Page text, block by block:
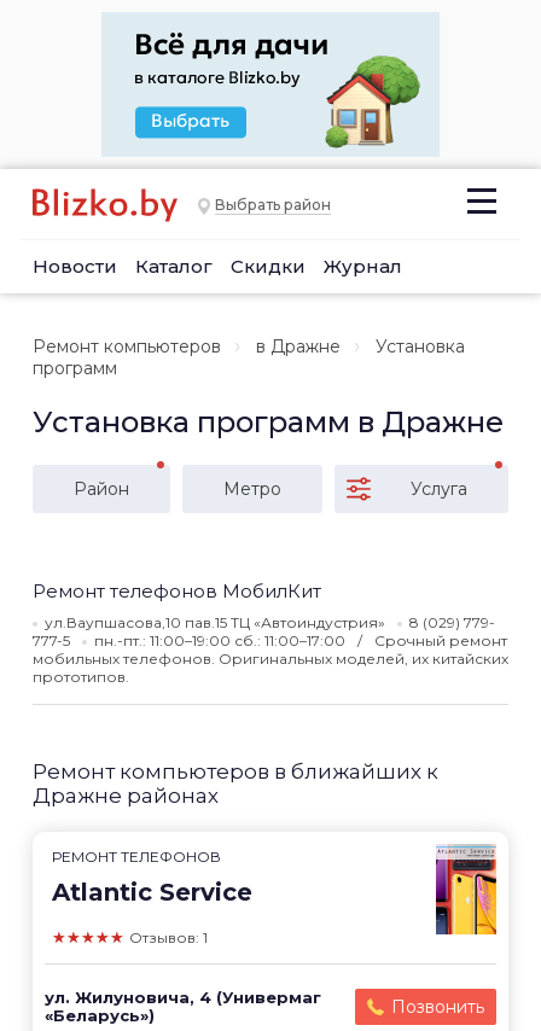
Выбрать район
Новости Каталог Скидки Журнал
Ремонт компьютеров в Дражне
Установка
программ
Установка программ в Дражне
Район Метро Услуга
Ремонт телефонов МобилКит
ул.Ваупшасова,10 пав.15 ТЦ «Автоиндустрия»
8 (029) 779-
777-5
пн.-пт.: 11:00–19:00 сб.: 11:00–17:00
Срочный ремонт
мобильных телефонов. Оригинальных моделей, их китайских
прототипов.
Ремонт компьютеров в ближайших к
Дражне районах
РЕМОНТ ТЕЛЕФОНОВ
Atlantic Service
★★★★★ Отзывов: 1
ул. Жилуновича, 4 (Универмаг
«Беларусь»)
Позвонить